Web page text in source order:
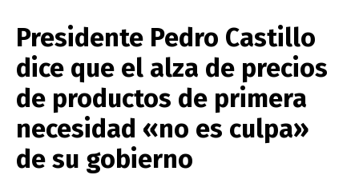
Presidente Pedro Castillo
dice que el alza de precios
de productos de primera
necesidad «no es culpa»
de su gobierno